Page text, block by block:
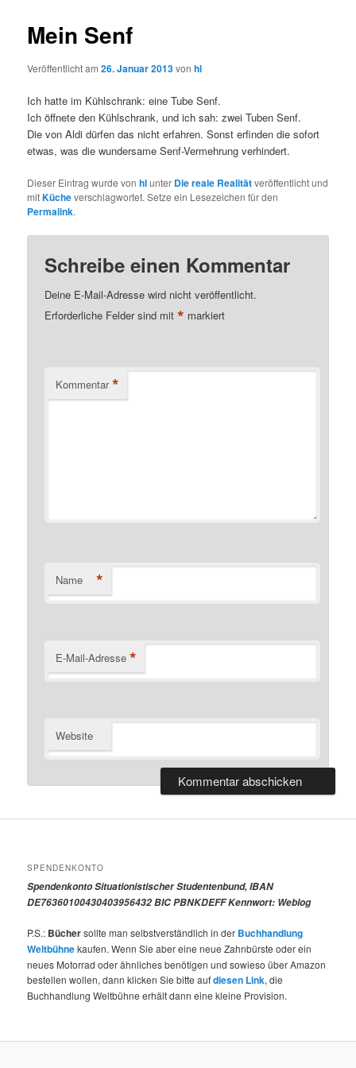
Mein Senf
Veröffentlicht am26. Januar 2013vonhl
Ich hatte im Kühlschrank: eine Tube Senf.
Ich öffnete den Kühlschrank, und ich sah: zwei Tuben Senf.
Die von Aldi dürfen das nicht erfahren. Sonst erfinden die sofort
etwas, was die wundersame Senf-Vermehrung verhindert.
Dieser Eintrag wurde vonhlunter Die reale Realitätveröffentlicht und
mitKücheverschlagwortet. Setze ein Lesezeichen für den
Permalink.
Schreibe einen Kommentar
Deine E-Mail-Adresse wird nicht veröffentlicht.
Erforderliche Felder sind mit* markiert
Kommentar *
Name *
E-Mail-Adresse *
Website
SPENDENKONTO
Spendenkonto Situationistischer Studentenbund, IBAN
DE76360100430403956432 BIC PBNKDEFF Kennwort: Weblog
P.S.: Büchersollte man selbstverständlich in der Buchhandlung
Weltbühnekaufen. Wenn Sie aber eine neue Zahnbürste oder ein
neues Motorrad oder ähnliches benötigen und sowieso über Amazon
bestellen wollen, dann klicken Sie bitte aufdiesen Link, die
Buchhandlung Weltbühne erhält dann eine kleine Provision.